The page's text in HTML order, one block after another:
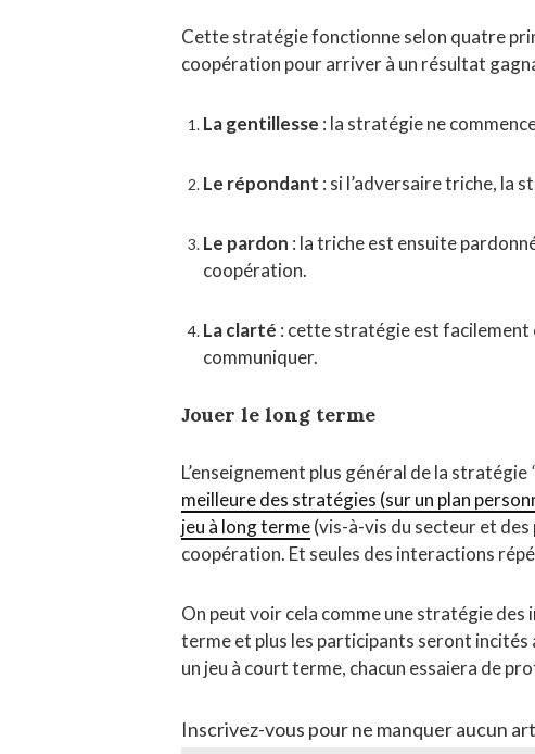
Cette stratégie fonctionne selon quatre
coopération pour arriver à un résultat
La gentillesse : la stratégie ne
Le répondant : si l’adversaire triche, la
Le pardon : la triche est ensuite
coopération.
La clarté : cette stratégie est facilement
communiquer.
Jouer le long terme
L’enseignement plus général de la stratégie
meilleure des stratégies (sur un plan
jeu à long terme(vis-à-vis du secteur et
coopération. Et seules des interactions
On peut voir cela comme une stratégie des
terme et plus les participants seront incités
un jeu à court terme, chacun essaiera de
Inscrivez-vous pour ne manquer aucun